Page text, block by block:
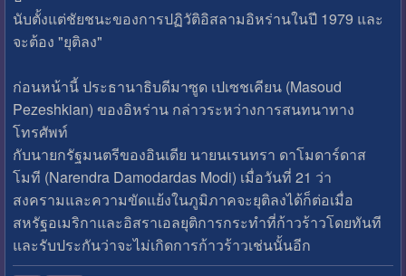
นับตั้งแต่ชัยชนะของการปฏิวัติอิสลามอิหร่านในปี 1979 และ
จะต้อง "ยุติลง"
ก่อนหน้านี้ ประธานาธิบดีมาซูด เปเซชเคียน (Masoud
Pezeshkian) ของอิหร่าน กล่าวระหว่างการสนทนาทาง
โทรศัพท์
กับนายกรัฐมนตรีของอินเดีย นายนเรนทรา ดาโมดาร์ดาส
โมที (Narendra Damodardas Modi) เมื่อวันที่ 21 ว่า
สงครามและความขัดแย้งในภูมิภาคจะยุติลงได้ก็ต่อเมื่อ
สหรัฐอเมริกาและอิสราเอลยุติการกระทำที่ก้าวร้าวโดยทันที
และรับประกันว่าจะไม่เกิดการก้าวร้าวเช่นนั้นอีก